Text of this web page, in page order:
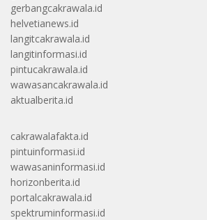
gerbangcakrawala.id
helvetianews.id
langitcakrawala.id
langitinformasi.id
pintucakrawala.id
wawasancakrawala.id
aktualberita.id
cakrawalafakta.id
pintuinformasi.id
wawasaninformasi.id
horizonberita.id
portalcakrawala.id
spektruminformasi.id